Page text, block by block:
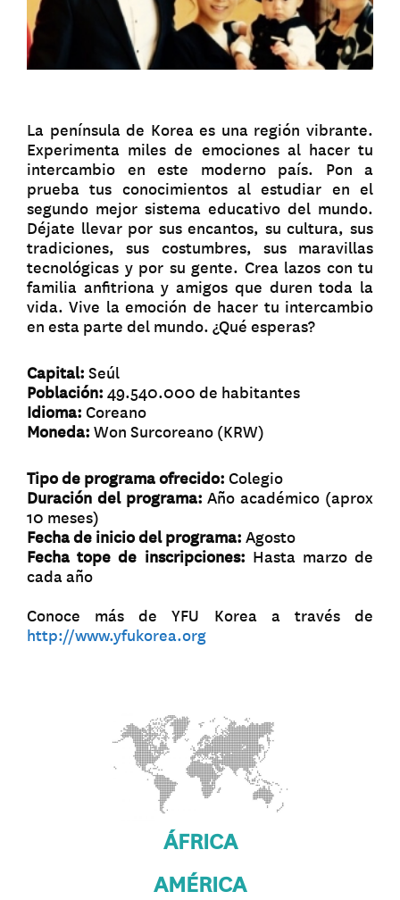
La península de Korea es una región vibrante.
Experimenta miles de emociones al hacer tu
intercambio en este moderno país. Pon a
prueba tus conocimientos al estudiar en el
segundo mejor sistema educativo del mundo.
Déjate llevar por sus encantos, su cultura, sus
tradiciones, sus costumbres, sus maravillas
tecnológicas y por su gente. Crea lazos con tu
familia anfitriona y amigos que duren toda la
vida. Vive la emoción de hacer tu intercambio
en esta parte del mundo. ¿Qué esperas?
Capital: Seúl
Población: 49.540.000 de habitantes
Idioma: Coreano
Moneda: Won Surcoreano (KRW)
Tipo de programa ofrecido: Colegio
Duración del programa: Año académico (aprox
10 meses)
Fecha de inicio del programa: Agosto
Fecha tope de inscripciones: Hasta marzo de
cada año
Conoce más de YFU Korea a través de
http://www.yfukorea.org
ÁFRICA
AMÉRICA